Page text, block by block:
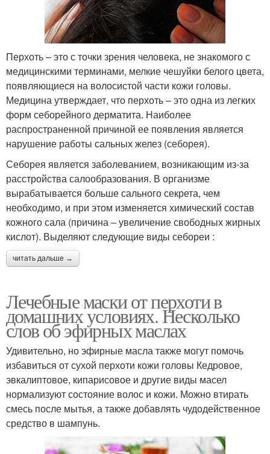
Перхоть – это с точки зрения человека, не знакомого с
медицинскими терминами, мелкие чешуйки белого цвета,
появляющиеся на волосистой части кожи головы.
Медицина утверждает, что перхоть – это одна из легких
форм себорейного дерматита. Наиболее
распространенной причиной ее появления является
нарушение работы сальных желез (себорея).
Себорея является заболеванием, возникающим из-за
расстройства салообразования. В организме
вырабатывается больше сального секрета, чем
необходимо, и при этом изменяется химический состав
кожного сала (причина – увеличение свободных жирных
кислот). Выделяют следующие виды себореи :
читать дальше →
Лечебные маски от перхоти в
домашних условиях. Несколько
слов об эфирных маслах
Удивительно, но эфирные масла также могут помочь
избавиться от сухой перхоти кожи головы Кедровое,
эвкалиптовое, кипарисовое и другие виды масел
нормализуют состояние волос и кожи. Можно втирать
смесь после мытья, а также добавлять чудодейственное
средство в шампунь.